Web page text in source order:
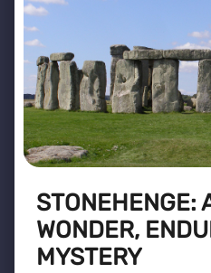
STONEHENGE:
WONDER,
MYSTERY